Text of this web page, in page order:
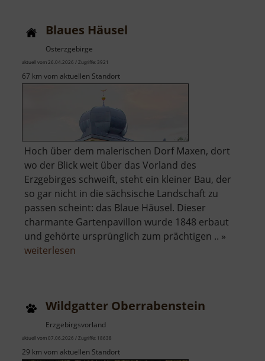
Blaues Häusel
Osterzgebirge
aktuell vom 26.04.2026 / Zugriffe: 3921
67 km vom aktuellen Standort
Hoch über dem malerischen Dorf Maxen, dort
wo der Blick weit über das Vorland des
Erzgebirges schweift, steht ein kleiner Bau, der
so gar nicht in die sächsische Landschaft zu
passen scheint: das Blaue Häusel. Dieser
charmante Gartenpavillon wurde 1848 erbaut
und gehörte ursprünglich zum prächtigen .. »
weiterlesen
Wildgatter Oberrabenstein
Erzgebirgsvorland
aktuell vom 07.06.2026 / Zugriffe: 18638
29 km vom aktuellen Standort